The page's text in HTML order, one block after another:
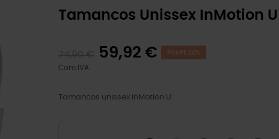
Tamancos Unissex InMotion U
59,92 € POUPE 20%
Com IVA
Tamancos unissex InMotion U